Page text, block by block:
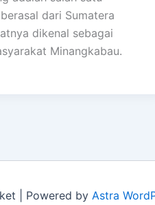
dari Sumatera
dikenal sebagai
Minangkabau.
| Powered by Astra